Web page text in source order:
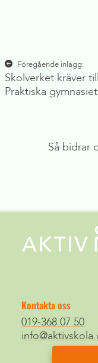
Föregående inlägg:
Skolverket kräver
Praktiska gymnasiet
Så bidrar
Kontakta oss
019-368 07 50